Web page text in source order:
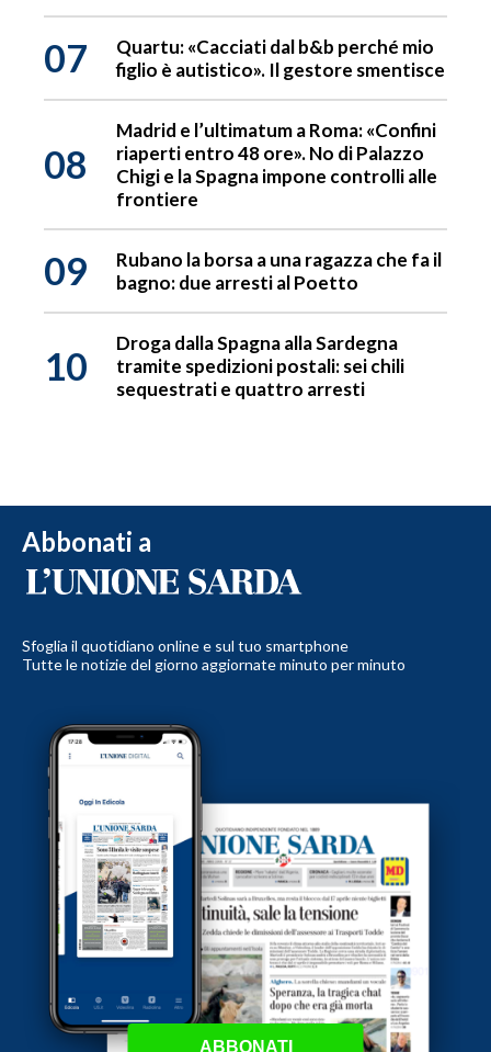
07
Quartu: «Cacciati dal b&b perché mio
figlio è autistico». Il gestore smentisce
08
Madrid e l’ultimatum a Roma: «Confini
riaperti entro 48 ore». No di Palazzo
Chigi e la Spagna impone controlli alle
frontiere
09
Rubano la borsa a una ragazza che fa il
bagno: due arresti al Poetto
10
Droga dalla Spagna alla Sardegna
tramite spedizioni postali: sei chili
sequestrati e quattro arresti
Abbonati a
Sfoglia il quotidiano online e sul tuo smartphone
Tutte le notizie del giorno aggiornate minuto per minuto
ABBONATI